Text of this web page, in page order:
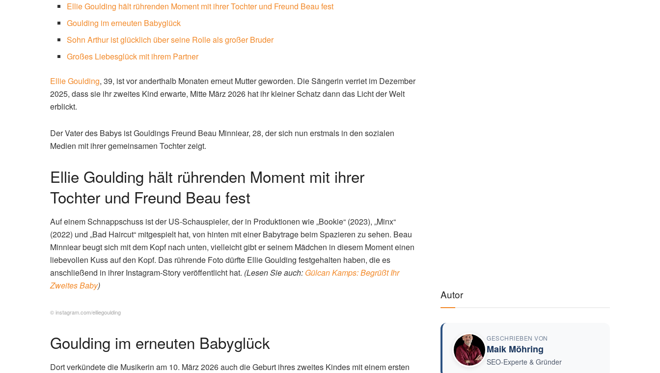
Ellie Goulding hält rührenden Moment mit ihrer Tochter und Freund Beau fest
Goulding im erneuten Babyglück
Sohn Arthur ist glücklich über seine Rolle als großer Bruder
Großes Liebesglück mit ihrem Partner
Ellie Goulding, 39, ist vor anderthalb Monaten erneut Mutter geworden. Die Sängerin verriet im Dezember
2025, dass sie ihr zweites Kind erwarte, Mitte März 2026 hat ihr kleiner Schatz dann das Licht der Welt
erblickt.
Der Vater des Babys ist Gouldings Freund Beau Minniear, 28, der sich nun erstmals in den sozialen
Medien mit ihrer gemeinsamen Tochter zeigt.
Ellie Goulding hält rührenden Moment mit ihrer
Tochter und Freund Beau fest
Auf einem Schnappschuss ist der US-Schauspieler, der in Produktionen wie „Bookie“ (2023), „Minx“
(2022) und „Bad Haircut“ mitgespielt hat, von hinten mit einer Babytrage beim Spazieren zu sehen. Beau
Minniear beugt sich mit dem Kopf nach unten, vielleicht gibt er seinem Mädchen in diesem Moment einen
liebevollen Kuss auf den Kopf. Das rührende Foto dürfte Ellie Goulding festgehalten haben, die es
anschließend in ihrer Instagram-Story veröffentlicht hat. (Lesen Sie auch: Gülcan Kamps: Begrüßt Ihr
Zweites Baby)
© instagram.com/elliegoulding
Goulding im erneuten Babyglück
Dort verkündete die Musikerin am 10. März 2026 auch die Geburt ihres zweites Kindes mit einem ersten
Autor
GESCHRIEBEN VON
Maik Möhring
SEO-Experte & Gründer